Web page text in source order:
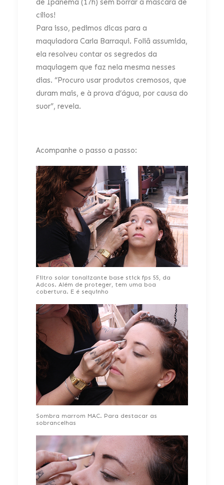
de Ipanema (17h) sem borrar a máscara de
cílios!
Para isso, pedimos dicas para a
maquiadora Carla Barraqui. Foliã assumida,
ela resolveu contar os segredos da
maquiagem que faz nela mesma nesses
dias. “Procuro usar produtos cremosos, que
duram mais, e à prova d’água, por causa do
suor”, revela.
Acompanhe o passo a passo:
Filtro solar tonalizante base stick fps 55, da
Adcos. Além de proteger, tem uma boa
cobertura. E é sequinho
Sombra marrom MAC. Para destacar as
sobrancelhas